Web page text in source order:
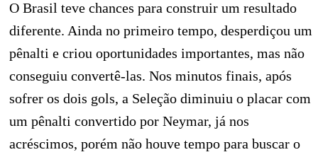
O Brasil teve chances para construir um resultado
diferente. Ainda no primeiro tempo, desperdiçou um
pênalti e criou oportunidades importantes, mas não
conseguiu convertê-las. Nos minutos finais, após
sofrer os dois gols, a Seleção diminuiu o placar com
um pênalti convertido por Neymar, já nos
acréscimos, porém não houve tempo para buscar o